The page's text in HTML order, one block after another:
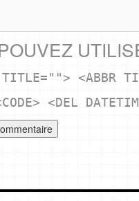
<ABBR
<DEL